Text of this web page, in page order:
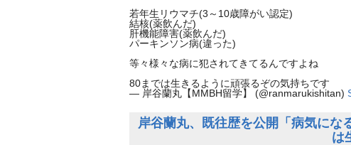
若年生リウマチ(3～10歳障がい認定)
結核(薬飲んだ)
肝機能障害(薬飲んだ)
パーキンソン病(違った)
等々様々な病に犯されてきてるんですよね
80までは生きるように頑張るぞの気持ちです
— 岸谷蘭丸【MMBH留学】 (@ranmarukishitan)
岸谷蘭丸、既往歴を公開「病気にな
は